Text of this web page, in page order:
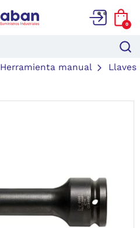
0
Herramienta manual Llaves